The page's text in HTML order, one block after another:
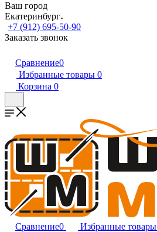
Ваш город
Екатеринбург
+7 (912) 695-50-90
Заказать звонок
Сравнение0
Избранные товары 0
Корзина 0
Сравнение0 Избранные товары